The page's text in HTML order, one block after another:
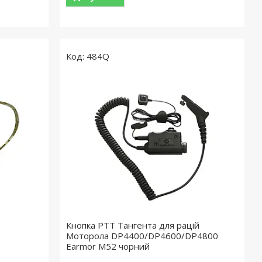
484Q
Кнопка PTT Тангента для рацій
Моторола DP4400/DP4600/DP4800
Earmor M52 чорний